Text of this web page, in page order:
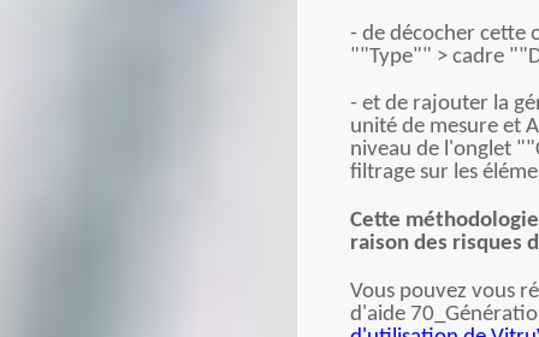
- de décocher cette
""Type"" > cadre
- et de rajouter la
unité de mesure et
niveau de l'onglet
filtrage sur les
Cette
raison des risques
Vous pouvez vous
d'aide